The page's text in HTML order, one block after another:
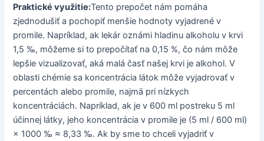
Praktické využitie:Tento prepočet nám pomáha
zjednodušiť a pochopiť menšie hodnoty vyjadrené v
promile. Napríklad, ak lekár oznámi hladinu alkoholu v krvi
1,5 ‰, môžeme si to prepočítať na 0,15 %, čo nám môže
lepšie vizualizovať, aká malá časť našej krvi je alkohol. V
oblasti chémie sa koncentrácia látok môže vyjadrovať v
percentách alebo promile, najmä pri nízkych
koncentráciách. Napríklad, ak je v 600 ml postreku 5 ml
účinnej látky, jeho koncentrácia v promile je (5 ml / 600 ml)
× 1000 ‰ ≈ 8,33 ‰. Ak by sme to chceli vyjadriť v